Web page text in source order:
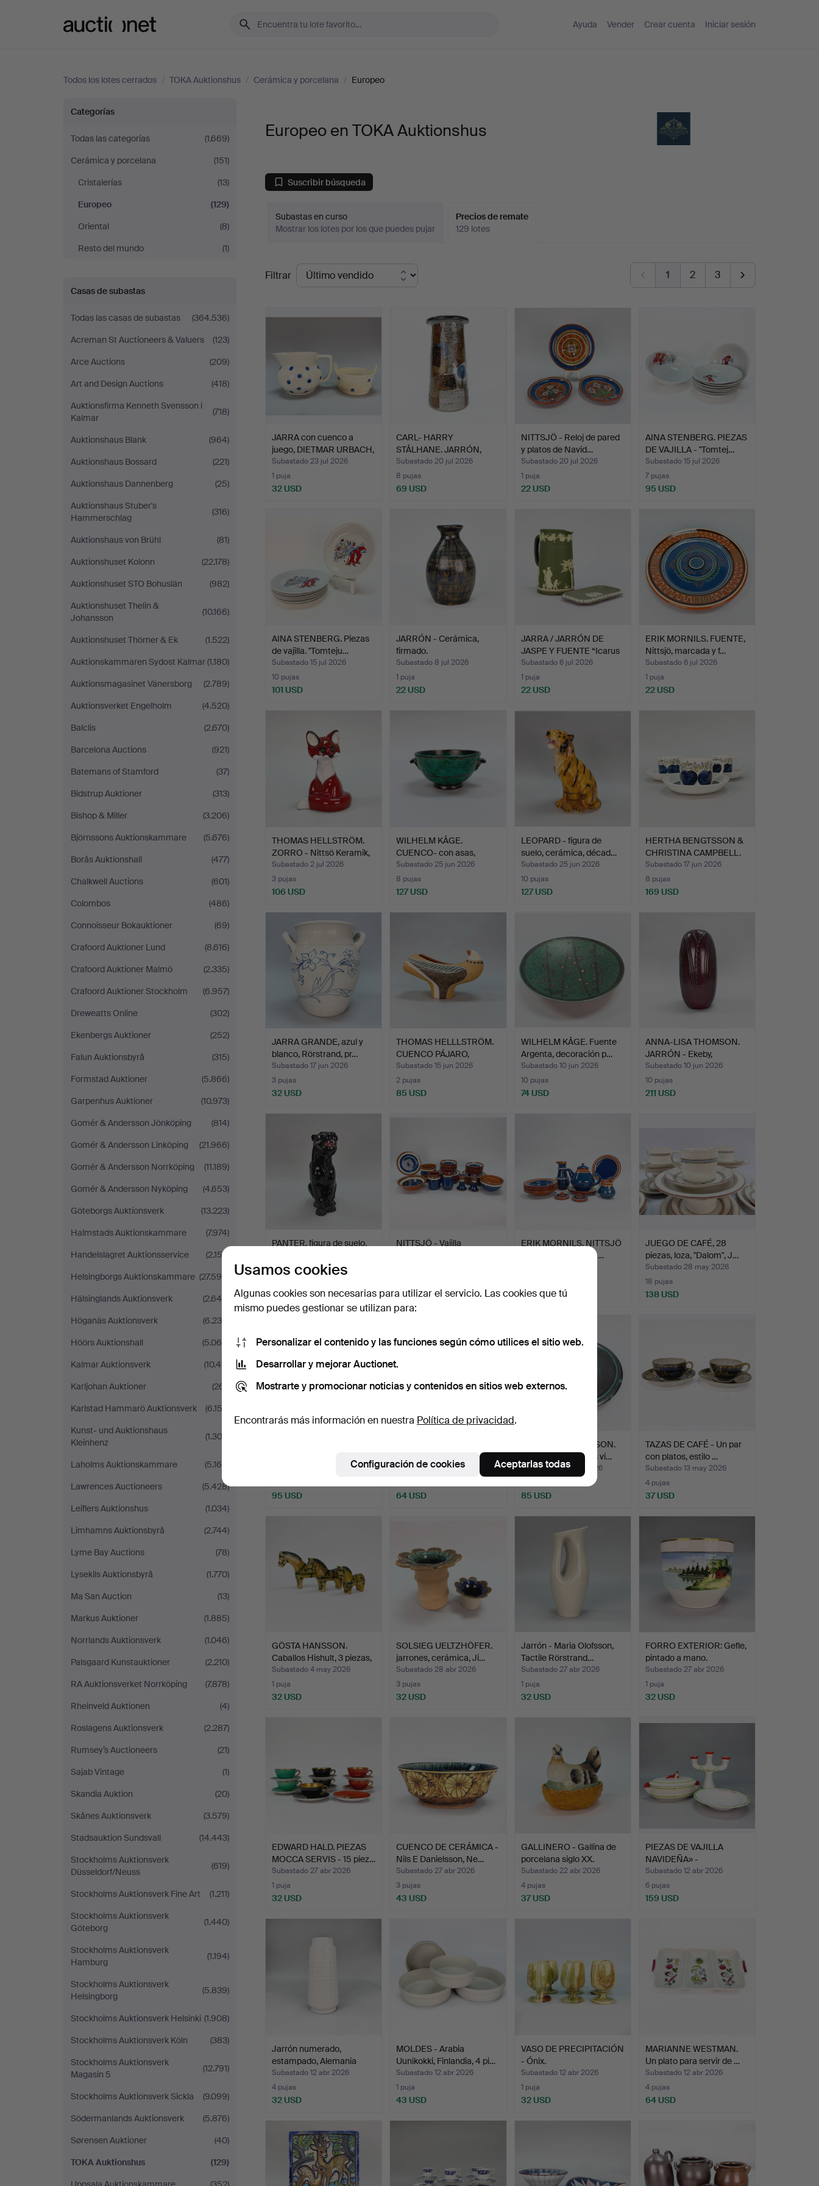
Ayuda Vender Crear cuenta Iniciar sesión
Todos los lotes cerrados / TOKA Auktionshus / Cerámica y porcelana / Europeo
Europeo
en
TOKA
Auktionshus
Categorías
Todas las categorías
(1.669)
Cerámica y porcelana
(151)
Cristalerías
(13)
Europeo
(129)
Oriental
(8)
Resto del mundo
(1)
Casas de subastas
Todas las casas de subastas
(364.536)
Acreman St Auctioneers & Valuers
(123)
Arce Auctions
(209)
Art and Design Auctions
(418)
Auktionsfirma Kenneth Svensson i
Kalmar
(718)
Auktionshaus Blank
(964)
Auktionshaus Bossard
(221)
Auktionshaus Dannenberg
(25)
Auktionshaus Stuber's
Hammerschlag
(316)
Auktionshaus von Brühl
(81)
Auktionshuset Kolonn
(22.178)
Auktionshuset STO Bohuslän
(982)
Auktionshuset Thelin &
Johansson
(10.166)
Auktionshuset Thörner & Ek
(1.522)
Auktionskammaren Sydost Kalmar(1.180)
Auktionsmagasinet Vänersborg
(2.789)
Auktionsverket Engelholm
(4.520)
Balclis
(2.670)
Barcelona Auctions
(921)
Batemans of Stamford
(37)
Bidstrup Auktioner
(313)
Bishop & Miller
(3.206)
Björnssons Auktionskammare
(5.676)
Borås Auktionshall
(477)
Chalkwell Auctions
(601)
Colombos
(486)
Connoisseur Bokauktioner
(69)
Crafoord Auktioner Lund
(8.616)
Crafoord Auktioner Malmö
(2.335)
Crafoord Auktioner Stockholm
(6.957)
Dreweatts Online
(302)
Ekenbergs Auktioner
(252)
Falun Auktionsbyrå
(315)
Formstad Auktioner
(5.866)
Garpenhus Auktioner
(10.973)
Gomér & Andersson Jönköping
(814)
Gomér & Andersson Linköping
(21.966)
Gomér & Andersson Norrköping
(11.189)
Gomér & Andersson Nyköping
(4.653)
Göteborgs Auktionsverk
(13.223)
Halmstads Auktionskammare
(7.974)
Handelslagret Auktionsservice
(2.153)
Helsingborgs Auktionskammare (27.598)
Hälsinglands Auktionsverk
(2.649)
Höganäs Auktionsverk
(6.230)
Höörs Auktionshall
(5.065)
Kalmar Auktionsverk
(10.411)
Karljohan Auktioner
(261)
Karlstad Hammarö Auktionsverk
(6.152)
Kunst- und Auktionshaus
Kleinhenz
(1.302)
Laholms Auktionskammare
(5.169)
Lawrences Auctioneers
(5.428)
Leiflers Auktionshus
(1.034)
Limhamns Auktionsbyrå
(2.744)
Lyme Bay Auctions
(78)
Lysekils Auktionsbyrå
(1.770)
Ma San Auction
(13)
Markus Auktioner
(1.885)
Norrlands Auktionsverk
(1.046)
Palsgaard Kunstauktioner
(2.210)
RA Auktionsverket Norrköping
(7.878)
Rheinveld Auktionen
(4)
Roslagens Auktionsverk
(2.287)
Rumsey’s Auctioneers
(21)
Sajab Vintage
(1)
Skandia Auktion
(20)
Skånes Auktionsverk
(3.579)
Stadsauktion Sundsvall
(14.443)
Stockholms Auktionsverk
Düsseldorf/Neuss
(619)
Stockholms Auktionsverk Fine Art
(1.211)
Stockholms Auktionsverk
Göteborg
(1.440)
Stockholms Auktionsverk
Hamburg
(1.194)
Stockholms Auktionsverk
Helsingborg
(5.839)
Stockholms Auktionsverk Helsinki (1.908)
Stockholms Auktionsverk Köln
(383)
Stockholms Auktionsverk
Magasin 5
(12.791)
Stockholms Auktionsverk Sickla
(9.099)
Södermanlands Auktionsverk
(5.876)
Sørensen Auktioner
(40)
TOKA Auktionshus
(129)
Europeo en TOKA Auktionshus
Suscribir búsqueda
Subastas en curso
Mostrar los lotes por los que puedes pujar
Precios de remate
129 lotes
Precios
de
Filtrar 1 2 3
JARRA con cuenco a
juego, DIETMAR URBACH,
…
Subastado 23 jul 2026
1 puja
32 USD
CARL- HARRY
STÅLHANE. JARRÓN,
gres, Drejar…
Subastado 20 jul 2026
8 pujas
69 USD
NITTSJÖ - Reloj de pared
y platos de Navid…
Subastado 20 jul 2026
1 puja
22 USD
AINA STENBERG. PIEZAS
DE VAJILLA - "Tomtej…
Subastado 15 jul 2026
7 pujas
95 USD
AINA STENBERG. Piezas
de vajilla. "Tomteju…
Subastado 15 jul 2026
10 pujas
101 USD
JARRÓN - Cerámica,
firmado.
Subastado 8 jul 2026
1 puja
22 USD
JARRA / JARRÓN DE
JASPE Y FUENTE “Icarus
a…
Subastado 6 jul 2026
1 puja
22 USD
ERIK MORNILS. FUENTE,
Nittsjö, marcada y f…
Subastado 6 jul 2026
1 puja
22 USD
THOMAS HELLSTRÖM.
ZORRO - Nittsö Keramik,
…
Subastado 2 jul 2026
3 pujas
106 USD
WILHELM KÅGE.
CUENCO- con asas,
Argenta, d…
Subastado 25 jun 2026
8 pujas
127 USD
LEOPARD - figura de
suelo, cerámica, décad…
Subastado 25 jun 2026
10 pujas
127 USD
HERTHA BENGTSSON &
CHRISTINA CAMPBELL.
TAZ…
Subastado 17 jun 2026
8 pujas
169 USD
JARRA GRANDE, azul y
blanco, Rörstrand, pr…
Subastado 17 jun 2026
3 pujas
32 USD
THOMAS HELLLSTRÖM.
CUENCO PÁJARO,
cerámica…
Subastado 15 jun 2026
2 pujas
85 USD
WILHELM KÅGE. Fuente
Argenta, decoración p…
Subastado 10 jun 2026
10 pujas
74 USD
ANNA-LISA THOMSON.
JARRÓN - Ekeby,
esmalte…
Subastado 10 jun 2026
10 pujas
211 USD
PANTER, figura de suelo,
Subastado 10 jun 2026
217 USD
NITTSJÖ - Vajilla
327 USD
ERIK MORNILS. NITTSJÖ
- "Dalom" 20 piezas …
127 USD
JUEGO DE CAFÉ, 28
piezas, loza, "Dalom", J…
Subastado 28 may 2026
18 pujas
138 USD
Subastado 18 may 2026
95 USD
Subastado 18 may 2026
64 USD
ANNA-LISA THOMSON.
Plato de pared, gres vi…
Subastado 18 may 2026
85 USD
TAZAS DE CAFÉ - Un par
con platos, estilo …
Subastado 13 may 2026
4 pujas
37 USD
GÖSTA HANSSON.
Caballos Hishult, 3 piezas,
…
Subastado 4 may 2026
1 puja
32 USD
SOLSIEG UELTZHÖFER.
jarrones, cerámica, Ji…
Subastado 28 abr 2026
3 pujas
32 USD
Jarrón - Maria Olofsson,
Tactile Rörstrand…
Subastado 27 abr 2026
1 puja
32 USD
FORRO EXTERIOR: Gefle,
pintado a mano.
Subastado 27 abr 2026
1 puja
32 USD
EDWARD HALD. PIEZAS
MOCCA SERVIS - 15 piez…
Subastado 27 abr 2026
1 puja
32 USD
CUENCO DE CERÁMICA -
Nils E Danielsson, Ne…
Subastado 27 abr 2026
3 pujas
43 USD
GALLINERO - Gallina de
porcelana siglo XX.
Subastado 22 abr 2026
4 pujas
37 USD
PIEZAS DE VAJILLA
NAVIDEÑA» -
Gustavsberg …
Subastado 12 abr 2026
6 pujas
159 USD
Jarrón numerado,
estampado, Alemania
Occid…
Subastado 12 abr 2026
4 pujas
32 USD
MOLDES - Arabia
Uunikokki, Finlandia, 4 pi…
Subastado 12 abr 2026
1 puja
43 USD
VASO DE PRECIPITACIÓN
- Ónix.
Subastado 12 abr 2026
1 puja
32 USD
MARIANNE WESTMAN.
Un plato para servir de …
Subastado 12 abr 2026
4 pujas
64 USD
Usamos cookies
Algunas cookies son necesarias para utilizar el servicio. Las cookies que tú
mismo puedes gestionar se utilizan para:
Personalizar el contenido y las funciones según cómo utilices el sitio web.
Desarrollar y mejorar Auctionet.
Mostrarte y promocionar noticias y contenidos en sitios web externos.
Encontrarás más información en nuestra Política de privacidad.
Configuración de cookies Aceptarlas todas